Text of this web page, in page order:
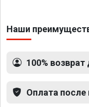
Наши
100% возврат
Оплата после